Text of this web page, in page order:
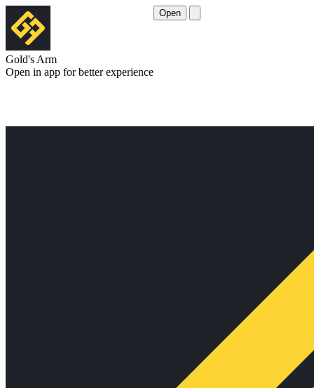
Gold's Arm
Open in app for better experience
Open